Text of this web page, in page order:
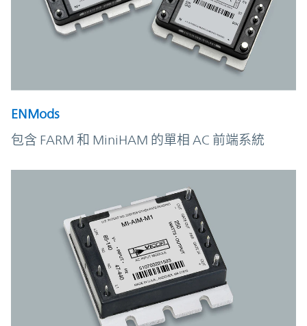
ENMods
包含 FARM 和 MiniHAM 的單相 AC 前端系統